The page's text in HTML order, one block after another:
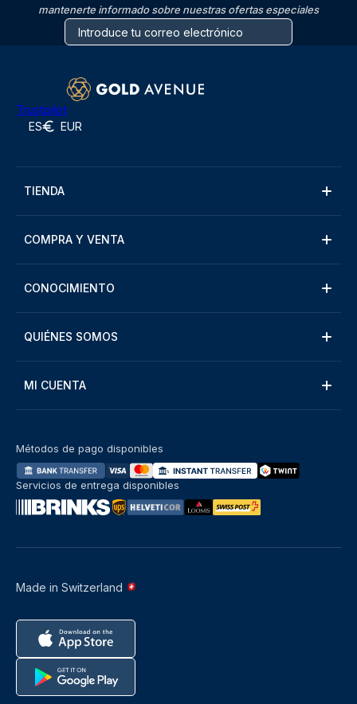
mantenerte informado sobre nuestras ofertas especiales
Trustpilot
ES EUR
TIENDA
COMPRA Y VENTA
CONOCIMIENTO
QUIÉNES SOMOS
MI CUENTA
Made in Switzerland
Métodos de pago disponibles
Servicios de entrega disponibles